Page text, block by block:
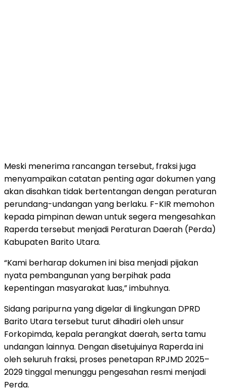
Meski menerima rancangan tersebut, fraksi juga
menyampaikan catatan penting agar dokumen yang
akan disahkan tidak bertentangan dengan peraturan
perundang-undangan yang berlaku. F-KIR memohon
kepada pimpinan dewan untuk segera mengesahkan
Raperda tersebut menjadi Peraturan Daerah (Perda)
Kabupaten Barito Utara.
“Kami berharap dokumen ini bisa menjadi pijakan
nyata pembangunan yang berpihak pada
kepentingan masyarakat luas,” imbuhnya.
Sidang paripurna yang digelar di lingkungan DPRD
Barito Utara tersebut turut dihadiri oleh unsur
Forkopimda, kepala perangkat daerah, serta tamu
undangan lainnya. Dengan disetujuinya Raperda ini
oleh seluruh fraksi, proses penetapan RPJMD 2025–
2029 tinggal menunggu pengesahan resmi menjadi
Perda.